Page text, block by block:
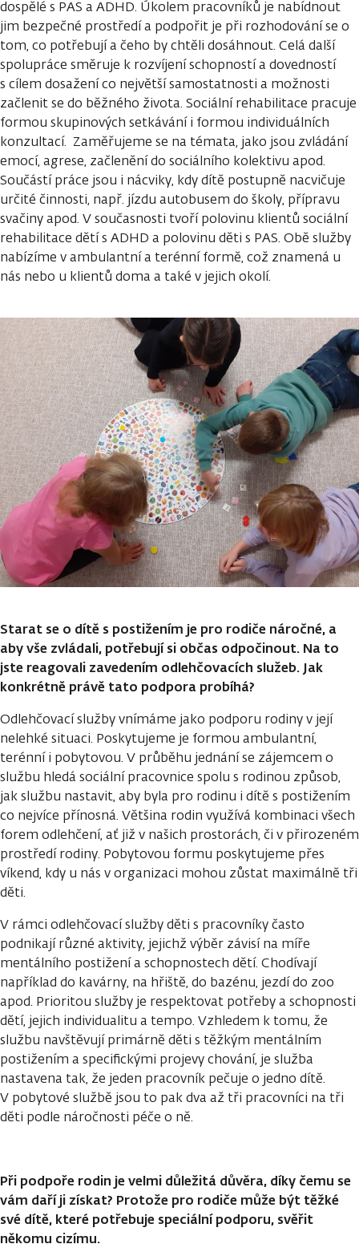
dospělé s PAS a ADHD. Úkolem pracovníků je nabídnout
jim bezpečné prostředí a podpořit je při rozhodování se o
tom, co potřebují a čeho by chtěli dosáhnout. Celá další
spolupráce směruje k rozvíjení schopností a dovedností
s cílem dosažení co největší samostatnosti a možnosti
začlenit se do běžného života. Sociální rehabilitace pracuje
formou skupinových setkávání i formou individuálních
konzultací. Zaměřujeme se na témata, jako jsou zvládání
emocí, agrese, začlenění do sociálního kolektivu apod.
Součástí práce jsou i nácviky, kdy dítě postupně nacvičuje
určité činnosti, např. jízdu autobusem do školy, přípravu
svačiny apod. V současnosti tvoří polovinu klientů sociální
rehabilitace dětí s ADHD a polovinu děti s PAS. Obě služby
nabízíme v ambulantní a terénní formě, což znamená u
nás nebo u klientů doma a také v jejich okolí.
Starat se o dítě s postižením je pro rodiče náročné, a
aby vše zvládali, potřebují si občas odpočinout. Na to
jste reagovali zavedením odlehčovacích služeb. Jak
konkrétně právě tato podpora probíhá?
Odlehčovací služby vnímáme jako podporu rodiny v její
nelehké situaci. Poskytujeme je formou ambulantní,
terénní i pobytovou. V průběhu jednání se zájemcem o
službu hledá sociální pracovnice spolu s rodinou způsob,
jak službu nastavit, aby byla pro rodinu i dítě s postižením
co nejvíce přínosná. Většina rodin využívá kombinaci všech
forem odlehčení, ať již v našich prostorách, či v přirozeném
prostředí rodiny. Pobytovou formu poskytujeme přes
víkend, kdy u nás v organizaci mohou zůstat maximálně tři
děti.
V rámci odlehčovací služby děti s pracovníky často
podnikají různé aktivity, jejichž výběr závisí na míře
mentálního postižení a schopnostech dětí. Chodívají
například do kavárny, na hřiště, do bazénu, jezdí do zoo
apod. Prioritou služby je respektovat potřeby a schopnosti
dětí, jejich individualitu a tempo. Vzhledem k tomu, že
službu navštěvují primárně děti s těžkým mentálním
postižením a specifickými projevy chování, je služba
nastavena tak, že jeden pracovník pečuje o jedno dítě.
V pobytové službě jsou to pak dva až tři pracovníci na tři
děti podle náročnosti péče o ně.
Při podpoře rodin je velmi důležitá důvěra, díky čemu se
vám daří ji získat? Protože pro rodiče může být těžké
své dítě, které potřebuje speciální podporu, svěřit
někomu cizímu.